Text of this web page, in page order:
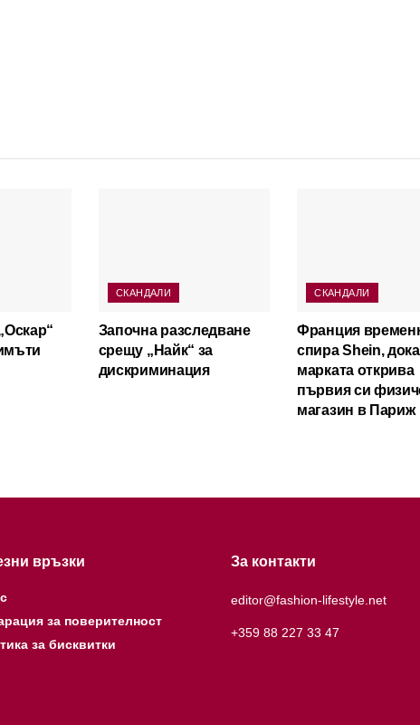
СКАНДАЛИ
Започна разследване
срещу „Найк“ за
дискриминация
СКАНДАЛИ
Франция
спира Shein,
марката открива
първия си
магазин в Париж
връзки
за поверителност
за бисквитки
За контакти
editor@fashion-lifestyle.net
+359 88 227 33 47